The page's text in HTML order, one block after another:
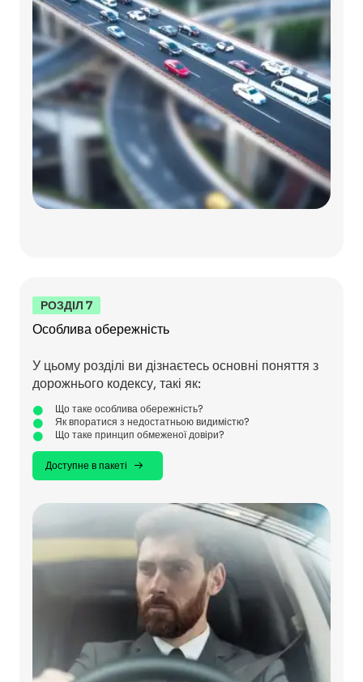
РОЗДІЛ 7
Особлива обережність
У цьому розділі ви дізнаєтесь основні поняття з
дорожнього кодексу, такі як:
Що таке особлива обережність?
Як впоратися з недостатньою видимістю?
Що таке принцип обмеженої довіри?
Доступне в пакеті